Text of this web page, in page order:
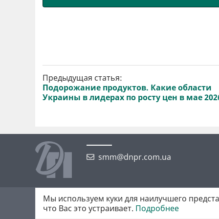
Предыдущая статья:
Подорожание продуктов. Какие области
Украины в лидерах по росту цен в мае
smm@dnpr.com.ua
©2026 https://dnpr.com.ua Дніпровська порадниця
Всі права захищені. При повному або частковому
Мы используем куки для наилучшего
что Вас это устраивает. Подробнее